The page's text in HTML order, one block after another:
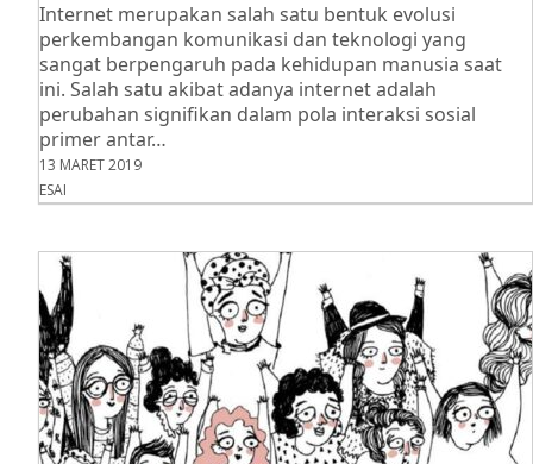
Internet merupakan salah satu bentuk evolusi
perkembangan komunikasi dan teknologi yang
sangat berpengaruh pada kehidupan manusia saat
ini. Salah satu akibat adanya internet adalah
perubahan signifikan dalam pola interaksi sosial
primer antar…
13 MARET 2019
ESAI